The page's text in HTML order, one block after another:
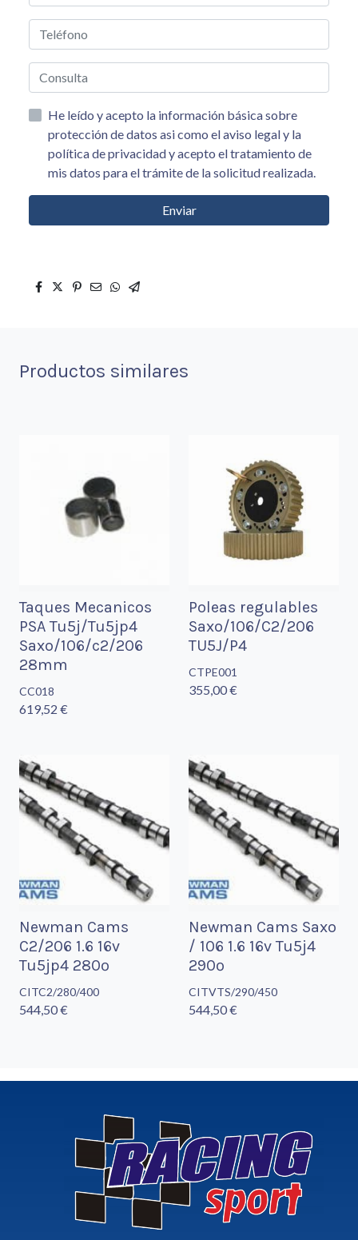
He leído y acepto la información básica sobre
protección de datos asi como el aviso legal y la
política de privacidad y acepto el tratamiento de
mis datos para el trámite de la solicitud realizada.
Enviar
Productos similares
Taques Mecanicos
PSA Tu5j/Tu5jp4
Saxo/106/c2/206
28mm
CC018
619,52 €
Poleas regulables
Saxo/106/C2/206
TU5J/P4
CTPE001
355,00 €
Newman Cams
C2/206 1.6 16v
Tu5jp4 280º
CITC2/280/400
544,50 €
Newman Cams Saxo
/ 106 1.6 16v Tu5j4
290º
CITVTS/290/450
544,50 €